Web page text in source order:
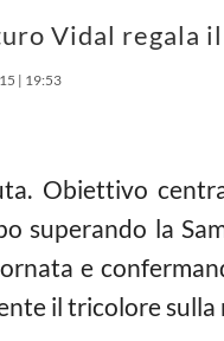
Vidal regala
| 19:53
Obiettivo
superando la
e
il tricolore sulla